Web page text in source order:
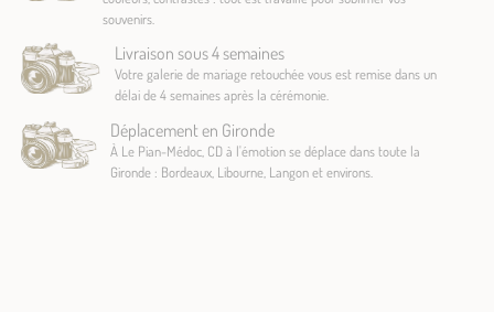
souvenirs.
Livraison sous 4 semaines
Votre galerie de mariage retouchée vous est remise dans un
délai de 4 semaines après la cérémonie.
Déplacement en Gironde
À Le Pian-Médoc, CD à l'émotion se déplace dans toute la
Gironde : Bordeaux, Libourne, Langon et environs.